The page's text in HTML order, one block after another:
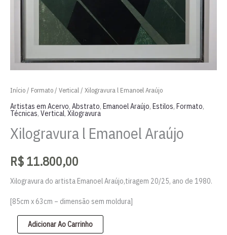
Início/ Formato/ Vertical/ Xilogravura l Emanoel Araújo
Artistas em Acervo, Abstrato, Emanoel Araújo, Estilos, Formato,
Técnicas, Vertical, Xilogravura
Xilogravura l Emanoel Araújo
R$11.800,00
Xilogravura do artista Emanoel Araújo,tiragem 20/25, ano de 1980.
[85cm x 63cm – dimensão sem moldura]
XilogravuraAdicionar Ao Carrinho